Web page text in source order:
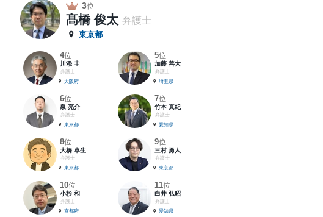
3位
髙橋 俊太 弁護士
東京都
4位
川添 圭
弁護士
大阪府
5位
加藤 善大
弁護士
埼玉県
6位
泉 亮介
弁護士
東京都
7位
竹本 真紀
弁護士
愛知県
8位
大橋 卓生
弁護士
東京都
9位
三村 勇人
弁護士
東京都
10位
小杉 和
弁護士
京都府
11位
白井 弘昭
弁護士
愛知県